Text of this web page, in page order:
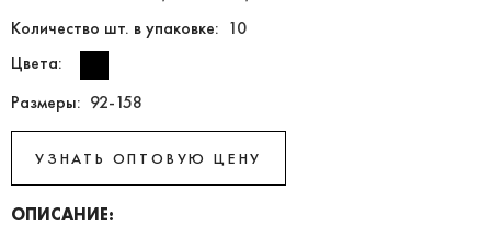
Количество шт. в упаковке: 10
Цвета:
Размеры: 92-158
УЗНАТЬ ОПТОВУЮ ЦЕНУ
ОПИСАНИЕ: